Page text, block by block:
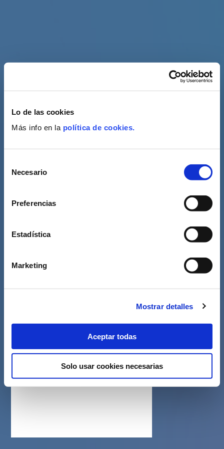
Lo de las cookies
Más info en la política de cookies.
Necesario
Preferencias
Estadística
Marketing
Mostrar detalles
Aceptar todas
Solo usar cookies necesarias